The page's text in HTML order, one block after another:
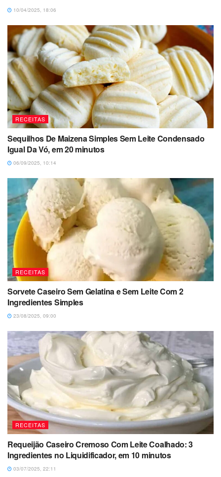
10/04/2025, 18:06
RECEITAS
Sequilhos De Maizena Simples Sem Leite Condensado
Igual Da Vó, em 20 minutos
06/09/2025, 10:14
RECEITAS
Sorvete Caseiro Sem Gelatina e Sem Leite Com 2
Ingredientes Simples
23/08/2025, 09:00
RECEITAS
Requeijão Caseiro Cremoso Com Leite Coalhado: 3
Ingredientes no Liquidificador, em 10 minutos
03/07/2025, 22:11